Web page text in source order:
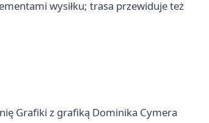
wysiłku; trasa przewiduje też
Grafiki z grafiką Dominika Cymera